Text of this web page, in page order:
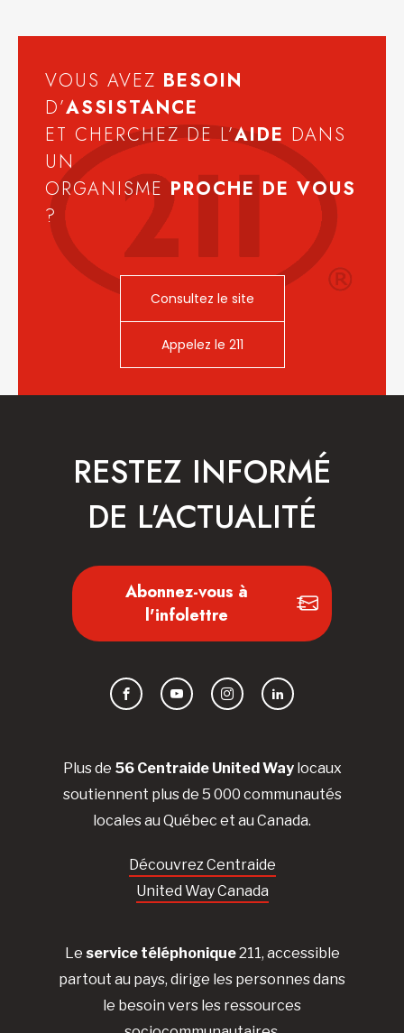
VOUS AVEZ BESOIN
D’ASSISTANCE
ET CHERCHEZ DE L’AIDE DANS
UN
ORGANISMEPROCHE DE VOUS
?
Consultez le site
Appelez le 211
Plus de 56 Centraide United Waylocaux
soutiennent plus de 5 000 communautés
locales au Québec et au Canada.
Découvrez Centraide
United Way Canada
Le service téléphonique211, accessible
partout au pays, dirige les personnes dans
le besoin vers les ressources
RESTEZ INFORMÉ
DE L'ACTUALITÉ
Abonnez-vous à
l'infolettre
FacebookYouTubeInstagramLinkedIn